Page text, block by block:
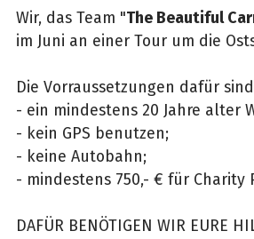
Wir, das Team "The Beautiful
im Juni an einer Tour um die
Die Vorraussetzungen dafür
- ein mindestens 20 Jahre alter
- kein GPS benutzen;
- keine Autobahn;
- mindestens 750,- € für Charity
DAFÜR BENÖTIGEN WIR EURE